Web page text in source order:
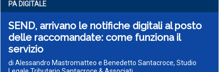
PA DIGITALE
SEND, arrivano le notifiche digitali al posto
delle raccomandate: come funziona il
servizio
di Alessandro Mastromatteo e Benedetto Santacroce, Studio